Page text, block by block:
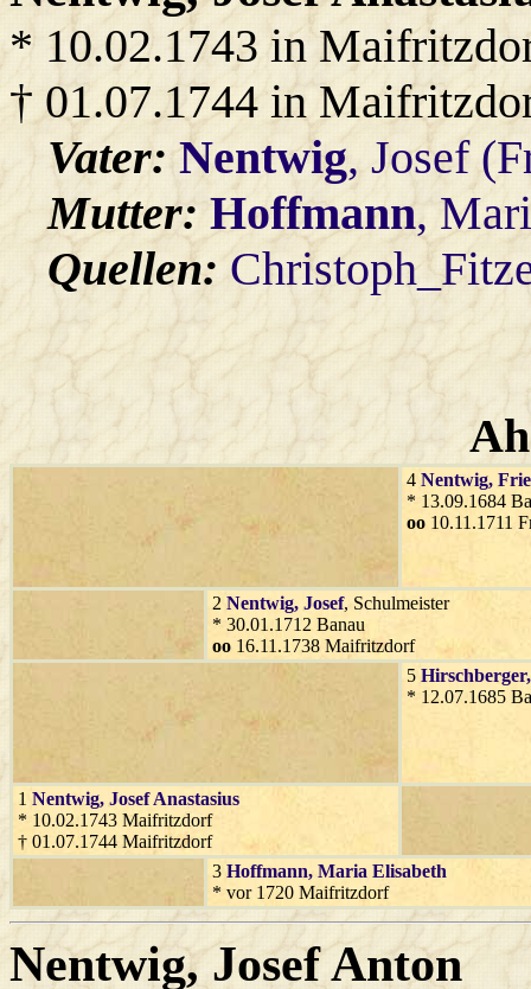
* 10.02.1743 in
† 01.07.1744 in
Vater:Nentwig, Josef
Mutter: Hoffmann,
Quellen:
4 Nentwig,
* 13.09.1684
oo 10.11.1711
2 Nentwig, Josef, Schulmeister
* 30.01.1712 Banau
oo 16.11.1738 Maifritzdorf
5 Hirschberger
* 12.07.1685
1 Nentwig, Josef Anastasius
* 10.02.1743 Maifritzdorf
† 01.07.1744 Maifritzdorf
3 Hoffmann, Maria Elisabeth
* vor 1720 Maifritzdorf
Nentwig, Josef Anton